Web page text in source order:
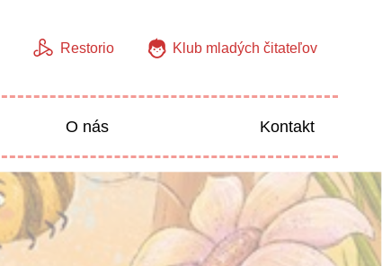
Restorio Klub mladých čitateľov
Jazyky
Predškoláci
O nás Kontakt